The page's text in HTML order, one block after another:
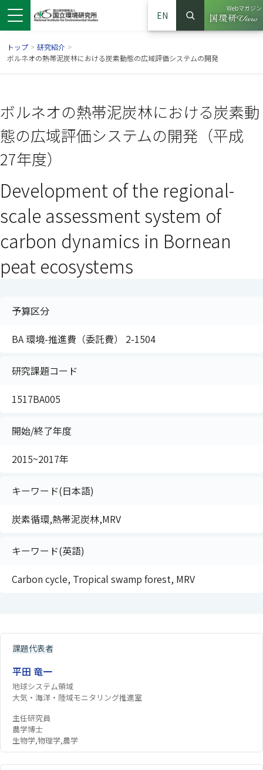
ウで開きます）
ンドウで開きます）
ウインドウで開きます）
EN
サイト内検索
検索
Webマガジン
（別ウイ
トップ > 研究紹介 >
ボルネオの熱帯泥炭林における炭素動態の広域評価システムの開発
ボルネオの熱帯泥炭林における炭素動
態の広域評価システムの開発（平成
27年度）
Development of the regional-
scale assessment system of
carbon dynamics in Bornean
peat ecosystems
予算区分
BA 環境-推進費（委託費） 2-1504
研究課題コード
1517BA005
開始/終了年度
2015~2017年
キーワード(日本語)
炭素循環,熱帯泥炭林,MRV
キーワード(英語)
Carbon cycle, Tropical swamp forest, MRV
課題代表者
平田 竜一
地球システム領域
大気・海洋・陸域モニタリング推進室
主任研究員
農学博士
生物学,物理学,農学